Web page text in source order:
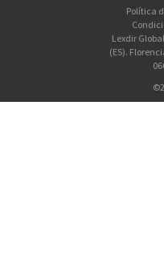
Política
Lexdir
(ES).